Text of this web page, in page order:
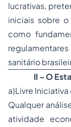
lucrativas,
iniciais sobre o
como
sanitário
II – O
a)Livre
Qualquer
atividade